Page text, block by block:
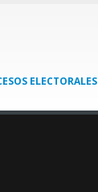
ELECTORALES